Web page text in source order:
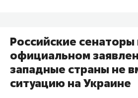
Российские сенаторы
официальном
западные страны не
ситуацию на Украине